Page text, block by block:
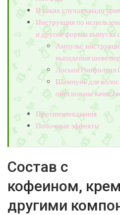
В каких случаях надо
Инструкция по
и другие формы выпуска
Ампулы:
выпадения
Лосьон Ринфолтил
Шампунь для
обоснована
Противопоказания
Побочные эффекты
Состав с
кофеином,
другими